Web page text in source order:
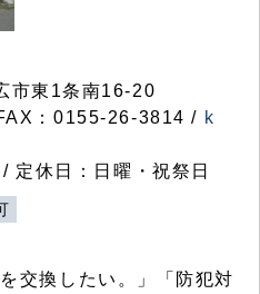
東1条南16-20
：0155-26-3814 / k
定休日：日曜・祝祭日
交換したい。」「防犯対